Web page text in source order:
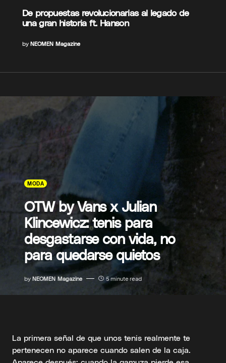
De propuestas revolucionarias al legado de
una gran historia ft. Hanson
by NEOMEN Magazine
MODA
OTW by Vans x Julian
Klincewicz: tenis para
desgastarse con vida, no
para quedarse quietos
by NEOMEN Magazine 5 minute read
La primera señal de que unos tenis realmente te
pertenecen no aparece cuando salen de la caja.